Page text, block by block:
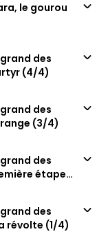
le gourou
des
(4/4)
des
(3/4)
des
étape
des
révolte (1/4)